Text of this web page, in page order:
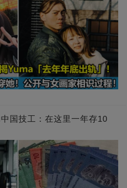
国技工：在这里一年存10